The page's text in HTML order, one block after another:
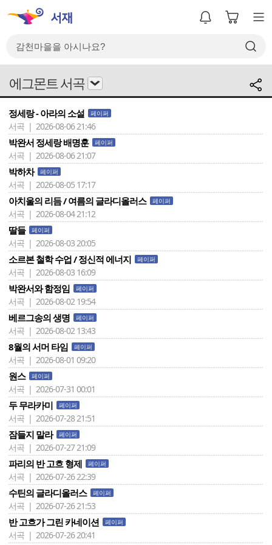
에그몬트 서곡
정세랑 - 아라의 소설 페이퍼
서곡 | 2026-08-06 21:46
박완서 정세랑 배명훈 페이퍼
서곡 | 2026-08-06 21:07
박하차 페이퍼
서곡 | 2026-08-05 17:17
아치울의 리듬 / 여름의 글라디올러스 페이퍼
서곡 | 2026-08-04 21:12
딸들 페이퍼
서곡 | 2026-08-03 20:05
소르본 철학 수업 / 정신적 에너지 페이퍼
서곡 | 2026-08-03 16:09
박완서와 함정임 페이퍼
서곡 | 2026-08-02 19:54
베르그송의 생명 페이퍼
서곡 | 2026-08-02 13:43
8월의 서머 타임 페이퍼
서곡 | 2026-08-01 09:20
원스 페이퍼
서곡 | 2026-07-31 00:01
두 무라카미 페이퍼
서곡 | 2026-07-28 21:51
잠들지 말라 페이퍼
서곡 | 2026-07-27 21:09
파리의 반 고흐 형제 페이퍼
서곡 | 2026-07-26 22:39
수틴의 글라디올러스 페이퍼
서곡 | 2026-07-26 21:53
반 고흐가 그린 카네이션 페이퍼
서곡 | 2026-07-26 20:41